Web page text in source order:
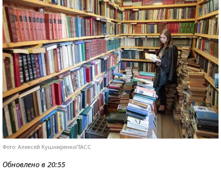
Фото: Алексей Кушниренко/ТАСС
Обновлено в 20:55